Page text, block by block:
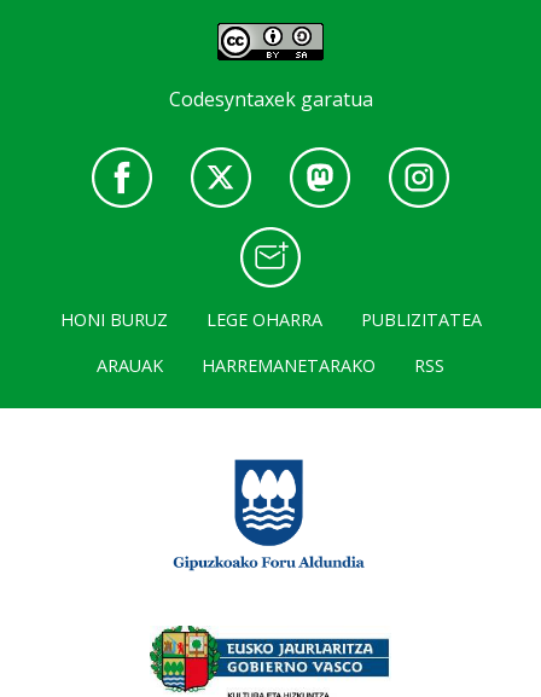
Codesyntaxek garatua
HONI BURUZ LEGE OHARRA
PUBLIZITATEA
ARAUAK
HARREMANETARAKO RSS